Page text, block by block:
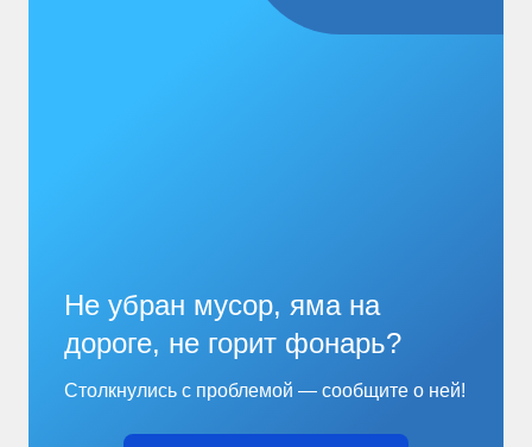
Не убран мусор, яма на
дороге, не горит фонарь?
Столкнулись с проблемой — сообщите о ней!